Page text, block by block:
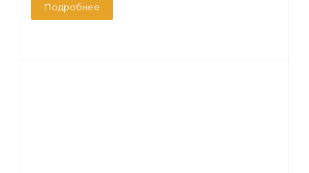
Подробнее